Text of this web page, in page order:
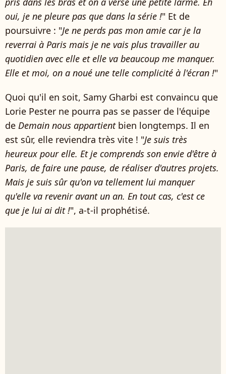
oui, je ne pleure pas que dans la série !" Et de
poursuivre : "Je ne perds pas mon amie car je la
reverrai à Paris mais je ne vais plus travailler au
quotidien avec elle et elle va beaucoup me manquer.
Elle et moi, on a noué une telle complicité à l'écran !"
Quoi qu'il en soit, Samy Gharbi est convaincu que
Lorie Pester ne pourra pas se passer de l'équipe
de Demain nous appartientbien longtemps. Il en
est sûr, elle reviendra très vite ! "Je suis très
heureux pour elle. Et je comprends son envie d'être à
Paris, de faire une pause, de réaliser d'autres projets.
Mais je suis sûr qu'on va tellement lui manquer
qu'elle va revenir avant un an. En tout cas, c'est ce
que je lui ai dit !", a-t-il prophétisé.